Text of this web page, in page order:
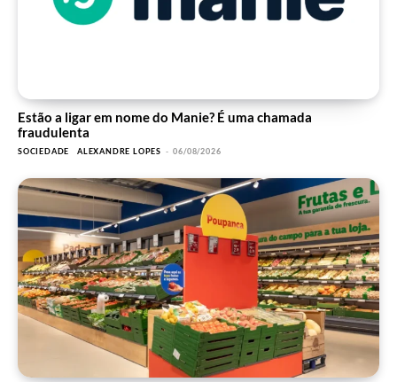
Estão a ligar em nome do Manie? É uma chamada
fraudulenta
SOCIEDADE ALEXANDRE LOPES - 06/08/2026